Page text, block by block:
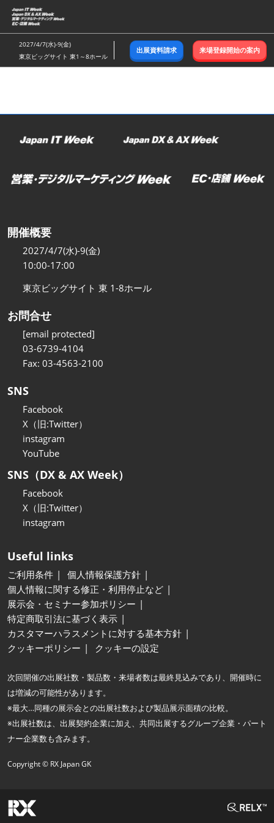
ス
キ
ッ
し
む
2027/4/7(水)-9(金)
東京ビッグサイト 東1～8ホール
出展資料請求 来場登録開始の案内
開催概要
2027/4/7(水)-9(金)
10:00-17:00
東京ビッグサイト 東 1-8ホール
お問合せ
[email protected]
03-6739-4104
Fax: 03-4563-2100
SNS
Facebook
X（旧:Twitter）
instagram
YouTube
SNS（DX & AX Week）
Facebook
X（旧:Twitter）
instagram
Useful links
ご利用条件
個人情報保護方針
個人情報に関する修正・利用停止など
展示会・セミナー参加ポリシー
特定商取引法に基づく表示
カスタマーハラスメントに対する基本方針
クッキーポリシー
クッキーの設定
次回開催の出展社数・製品数・来場者数は最終見込みであり、開催時に
は増減の可能性があります。
※最大…同種の展示会との出展社数および製品展示面積の比較。
※出展社数は、出展契約企業に加え、共同出展するグループ企業・パート
ナー企業数も含みます。
Copyright © RX Japan GK